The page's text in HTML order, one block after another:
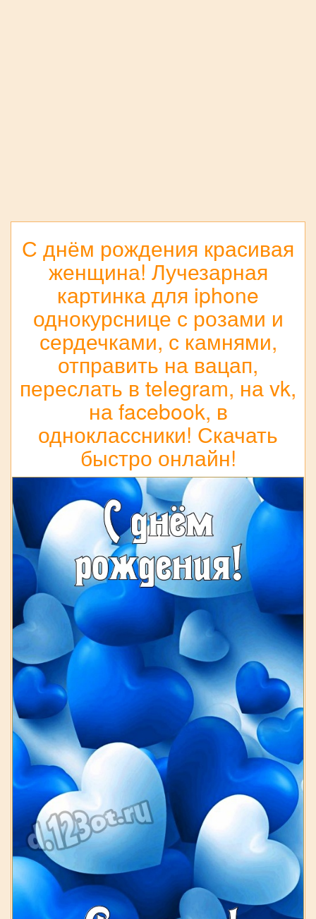
С днём рождения красивая
женщина! Лучезарная
картинка для iphone
однокурснице с розами и
сердечками, с камнями,
отправить на вацап,
переслать в telegram, на vk,
на facebook, в
одноклассники! Скачать
быстро онлайн!